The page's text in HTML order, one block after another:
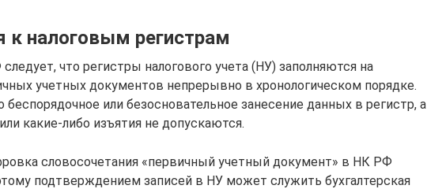
к налоговым регистрам
что регистры налогового учета (НУ) заполняются на
учетных документов непрерывно в хронологическом порядке.
беспорядочное или безосновательное занесение данных в регистр, а
какие-либо изъятия не допускаются.
словосочетания «первичный учетный документ» в НК РФ
подтверждением записей в НУ может служить бухгалтерская